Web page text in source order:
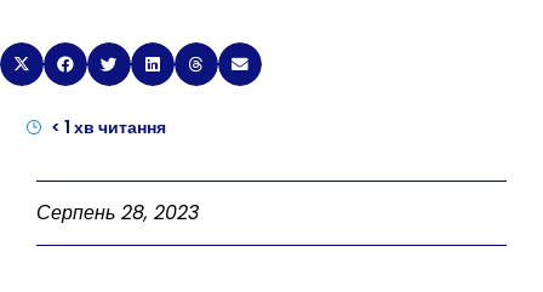
< 1 хв читання
Серпень 28, 2023